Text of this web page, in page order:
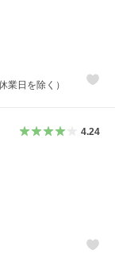
業日を除く）
4.24